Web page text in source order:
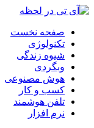
صفحه نخست
تکنولوژی
شیوه زندگی
وبگردی
هوش مصنوعی
کسب و کار
تلفن هوشمند
نرم افزار